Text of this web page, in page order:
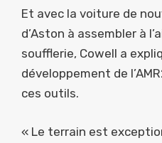
Et avec la voiture de
d’Aston à assembler à
soufflerie, Cowell a
développement de
ces outils.
« Le terrain est